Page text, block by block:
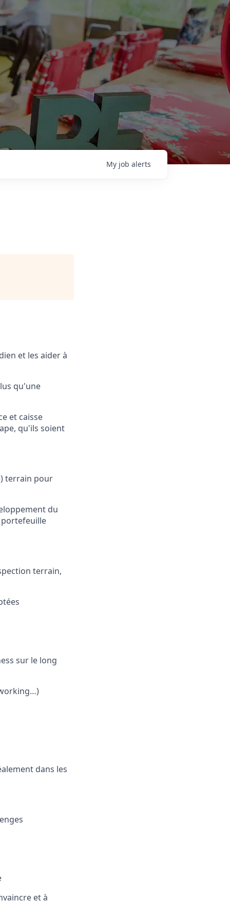
My job alerts
et les aider à
qu'une
et caisse
qu'ils soient
terrain pour
du
terrain,
sur le long
dans les
et à